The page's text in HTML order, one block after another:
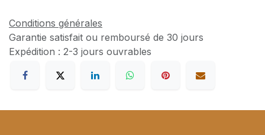
Conditions générales
Garantie satisfait ou remboursé de 30 jours
Expédition : 2-3 jours ouvrables